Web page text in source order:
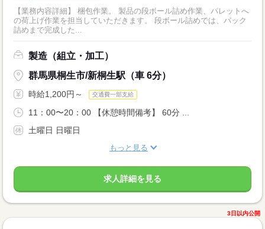
【業務内容詳細】 梱包作業。 製品の段ボール詰め作業、パレットへ
の荷上げ作業を担当していただきます。 段ボール詰めでは、パック
詰めまで完成した...
製造（組立・加工）
群馬県桐生市/新桐生駅（車 6分）
時給1,200円～ 交通費一部支給
11：00〜20：00 【休憩時間備考】 60分 ...
土曜日 日曜日
もっと見る
求人詳細を見る
3日以内公開